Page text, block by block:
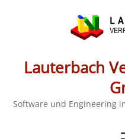
Lauterbach
Software und Engineering